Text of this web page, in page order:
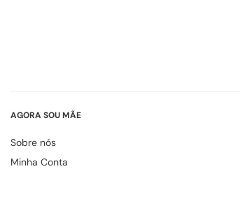
AGORA SOU MÃE
Sobre nós
Minha Conta